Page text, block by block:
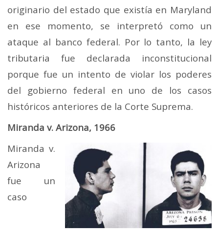
originario del estado que existía en Maryland
en ese momento, se interpretó como un
ataque al banco federal. Por lo tanto, la ley
tributaria fue declarada inconstitucional
porque fue un intento de violar los poderes
del gobierno federal en uno de los casos
históricos anteriores de la Corte Suprema.
Miranda v. Arizona, 1966
Miranda v.
Arizona
fue un
caso